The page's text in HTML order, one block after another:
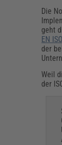
Die
geht
EN
der
Weil
der